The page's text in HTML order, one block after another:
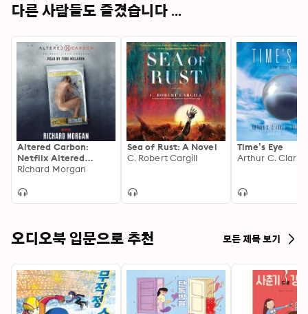
다른 사람들도 즐겼습니다 ...
Altered Carbon:
Netflix Altered
Carbon book 1
Richard Morgan
Sea of Rust: A Novel
C. Robert Cargill
Time’s Eye
오디오북 입문으로 추천 모든 제목 보기